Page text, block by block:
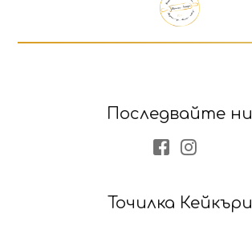
Точилка Кейкъри
Последвайте ни
Facebook